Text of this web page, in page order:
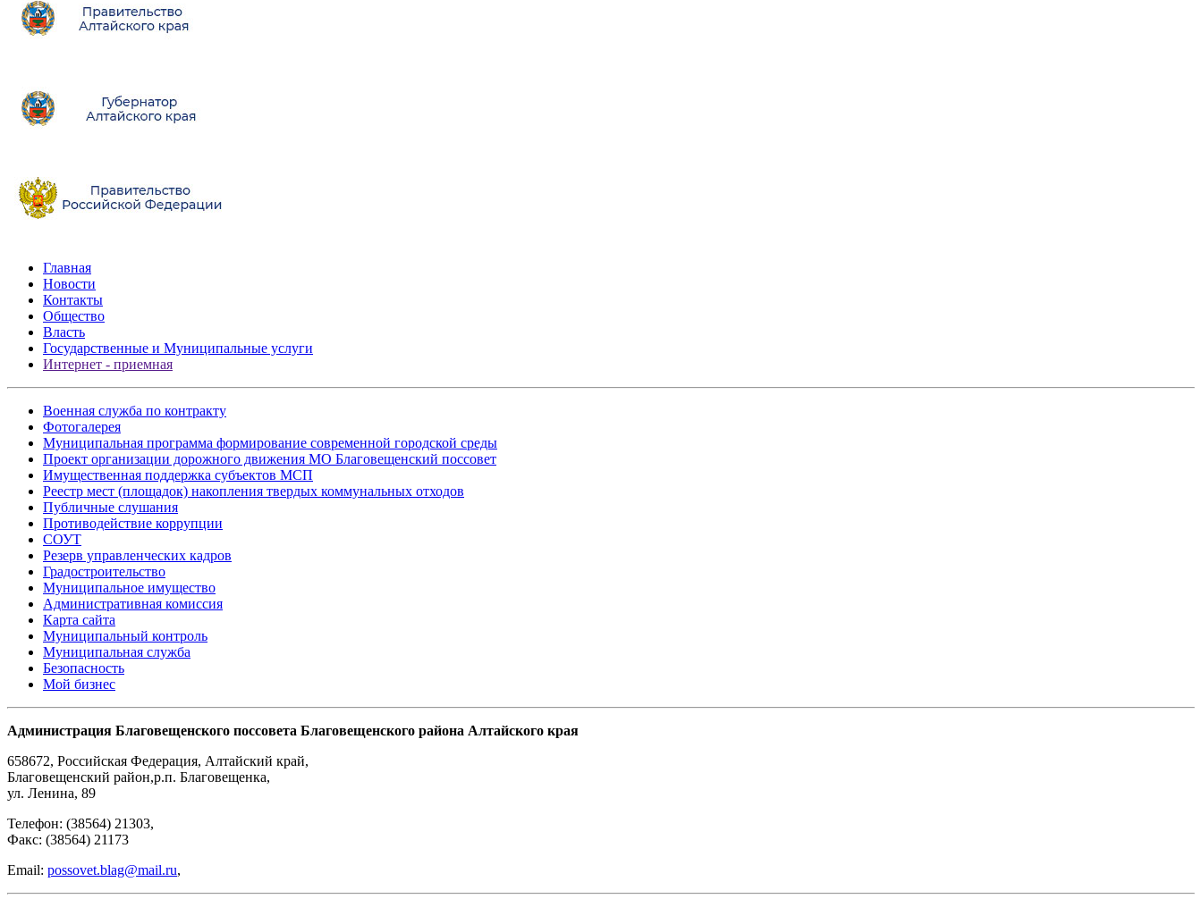
Главная
Новости
Контакты
Общество
Власть
Государственные и Муниципальные услуги
Интернет - приемная
Военная служба по контракту
Фотогалерея
Муниципальная программа формирование современной городской среды
Проект организации дорожного движения МО Благовещенский поссовет
Имущественная поддержка субъектов МСП
Реестр мест (площадок) накопления твердых коммунальных отходов
Публичные слушания
Противодействие коррупции
СОУТ
Резерв управленческих кадров
Градостроительство
Муниципальное имущество
Административная комиссия
Карта сайта
Муниципальный контроль
Муниципальная служба
Безопасность
Мой бизнес
Администрация Благовещенского поссовета Благовещенского района Алтайского края
658672, Российская Федерация, Алтайский край,
Благовещенский район,р.п. Благовещенка,
ул. Ленина, 89
Телефон: (38564) 21303,
Факс: (38564) 21173
Email: possovet.blag@mail.ru,